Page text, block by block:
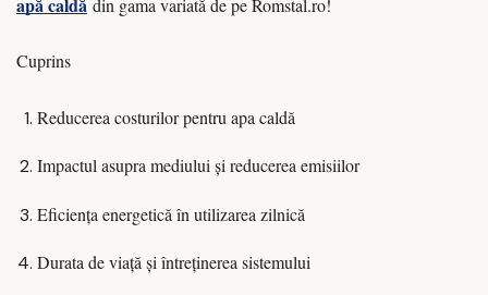
apă caldă din gama variată de pe Romstal.ro!
Cuprins
Reducerea costurilor pentru apa caldă
Impactul asupra mediului și reducerea emisiilor
Eficiența energetică în utilizarea zilnică
Durata de viață și întreținerea sistemului